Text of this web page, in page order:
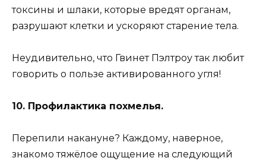
токсины и шлаки, которые вредят органам,
разрушают клетки и ускоряют старение тела.
Неудивительно, что Гвинет Пэлтроу так любит
говорить о пользе активированного угля!
10. Профилактика похмелья.
Перепили накануне? Каждому, наверное,
знакомо тяжёлое ощущение на следующий